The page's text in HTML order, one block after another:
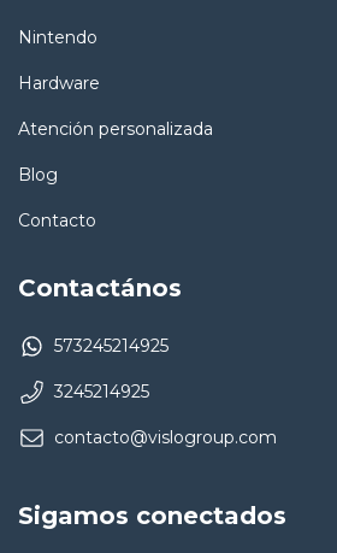
Nintendo
Hardware
Atención personalizada
Blog
Contacto
Contactános
573245214925
3245214925
contacto@vislogroup.com
Sigamos conectados